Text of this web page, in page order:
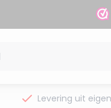
Levering uit